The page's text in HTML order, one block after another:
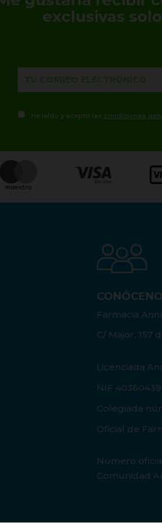
exclusivas
He leído y acepto las condiciones
Farmacia
C/ Major, 157
Licenciada
NIF
Colegiada
Oficial de
Número
Comunidad